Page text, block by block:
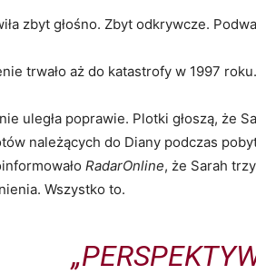
zbyt głośno. Zbyt odkrywcze.
trwało aż do katastrofy w 1997 roku.
uległa poprawie. Plotki głoszą, że
należących do Diany podczas
RadarOnline, że Sarah
Wszystko to.